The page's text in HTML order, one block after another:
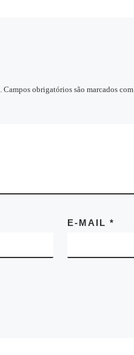
Campos obrigatórios são marcados com
E-MAIL *